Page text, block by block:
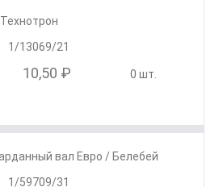
1/13069/21
10,50 ₽ 0 шт.
вал Евро / Белебей
1/59709/31